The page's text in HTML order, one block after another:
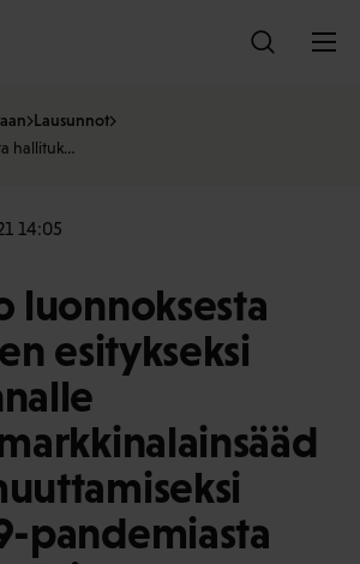
Lausunnot
hallituk…
14:05
luonnoksesta
esitykseksi
pandemiasta